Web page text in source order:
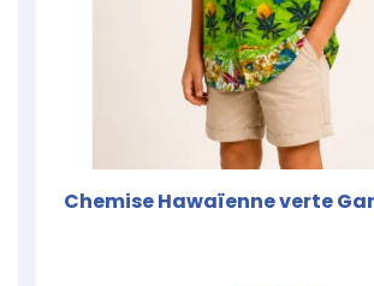
Chemise Hawaïenne verte